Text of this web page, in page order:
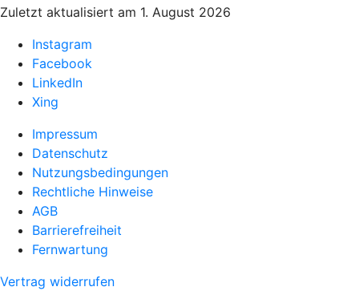
Zuletzt aktualisiert am 1. August 2026
Instagram
Facebook
LinkedIn
Xing
Impressum
Datenschutz
Nutzungsbedingungen
Rechtliche Hinweise
AGB
Barrierefreiheit
Fernwartung
Vertrag widerrufen